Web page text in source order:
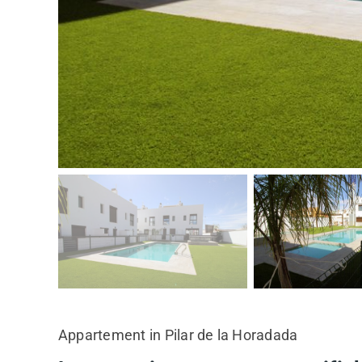
Appartement in Pilar de la Horadada